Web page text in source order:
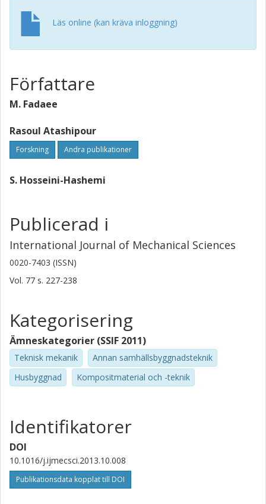
Läs online (kan kräva inloggning)
Författare
M. Fadaee
Rasoul Atashipour
Forskning Andra publikationer
S. Hosseini-Hashemi
Publicerad i
International Journal of Mechanical Sciences
0020-7403 (ISSN)
Vol. 77 s. 227-238
Kategorisering
Ämneskategorier (SSIF 2011)
Teknisk mekanik
Annan samhällsbyggnadsteknik
Husbyggnad
Kompositmaterial och -teknik
Identifikatorer
DOI
10.1016/j.ijmecsci.2013.10.008
Publikationsdata kopplat till DOI